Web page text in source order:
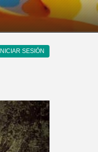
INICIAR SESIÓN